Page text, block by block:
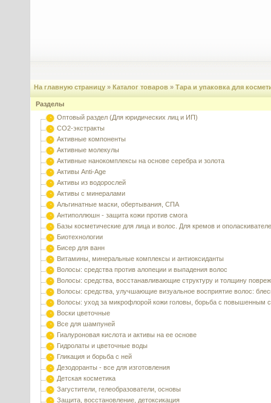
На главную страницу » Каталог товаров » Тара и упаковка для
Разделы
Оптовый раздел (Для юридических лиц и ИП)
CO2-экстракты
Активные компоненты
Активные молекулы
Активные нанокомплексы на основе серебра и золота
Активы Anti-Age
Активы из водорослей
Активы с минералами
Альгинатные маски, обертывания, СПА
Антиполлюшн - защита кожи против смога
Базы косметические для лица и волос. Для кремов и
Биотехнологии
Бисер для ванн
Витамины, минеральные комплексы и антиоксиданты
Волосы: средства против алопеции и выпадения волос
Волосы: средства, восстанавливающие структуру и толщину
Волосы: средства, улучшающие визуальное восприятие волос:
Волосы: уход за микрофлорой кожи головы, борьба с повышенным
Воски цветочные
Все для шампуней
Гиалуроновая кислота и активы на ее основе
Гидролаты и цветочные воды
Гликация и борьба с ней
Дезодоранты - все для изготовления
Детская косметика
Загустители, гелеобразователи, основы
Защита, восстановление, детоксикация